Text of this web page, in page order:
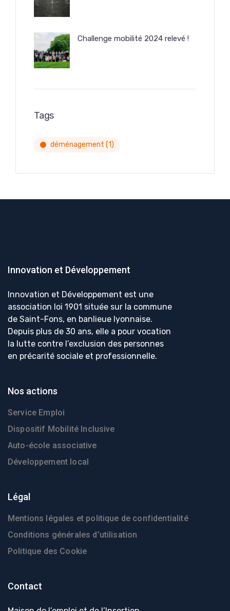
Challenge mobilité 2024 relevé !
Tags
déménagement (1)
Innovation et Développement
Innovation et Développement est une
association loi 1901 située sur la commune
de Saint-Fons, en banlieue lyonnaise.
Depuis plus de 30 ans, elle a pour vocation
la lutte contre l’exclusion des personnes
en précarité sociale et professionnelle.
Nos actions
Service Emploi
Dispositif Mobilité Inclusive
Auto-école associative
Développement local
Légal
Mentions légales et politique de confidentialité
Conditions générales d’utilisation
Politique des Cookie
Contact